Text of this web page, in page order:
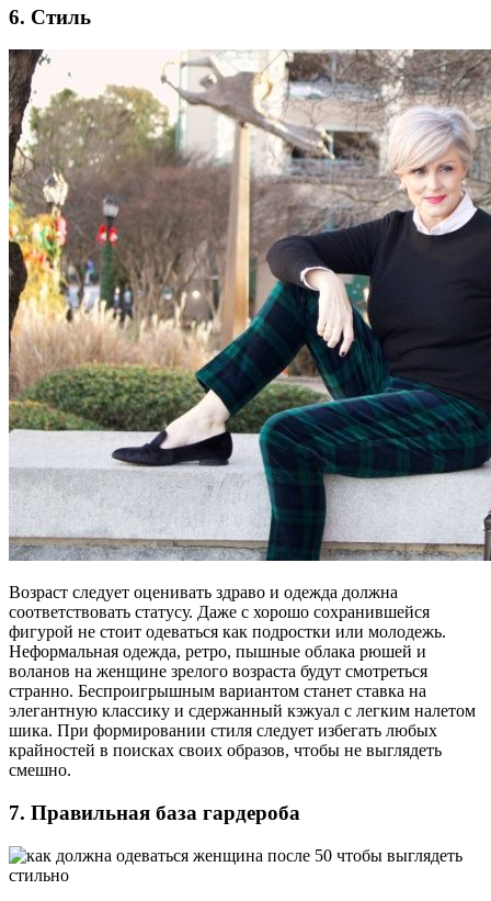
6. Стиль
Возраст следует оценивать здраво и одежда должна
соответствовать статусу. Даже с хорошо сохранившейся
фигурой не стоит одеваться как подростки или молодежь.
Неформальная одежда, ретро, пышные облака рюшей и
воланов на женщине зрелого возраста будут смотреться
странно. Беспроигрышным вариантом станет ставка на
элегантную классику и сдержанный кэжуал с легким налетом
шика. При формировании стиля следует избегать любых
крайностей в поисках своих образов, чтобы не выглядеть
смешно.
7. Правильная база гардероба